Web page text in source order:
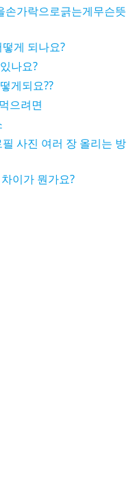
손가락으로긁는게무슨뜻
게 되나요?
나요?
게되요??
으려면
사진 여러 장 올리는 방
이가 뭔가요?